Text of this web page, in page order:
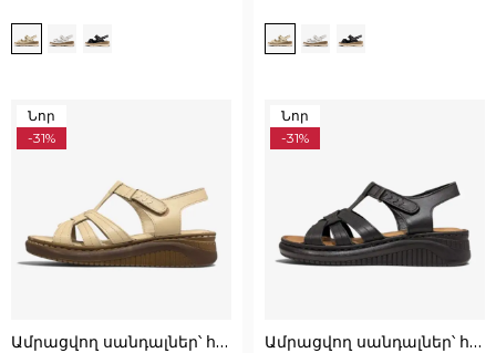
Նոր
-31%
Ամրացվող սանդալներ՝ հիանալի ընտրություն
Նոր
-31%
Ամրացվող սանդալներ՝ հիանալի ընտրություն